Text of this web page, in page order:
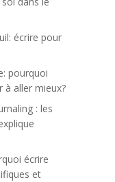
écrire pour
pourquoi
à aller mieux?
: les
écrire
et